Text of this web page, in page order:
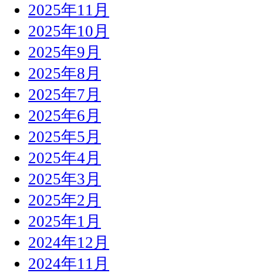
2025年11月
2025年10月
2025年9月
2025年8月
2025年7月
2025年6月
2025年5月
2025年4月
2025年3月
2025年2月
2025年1月
2024年12月
2024年11月